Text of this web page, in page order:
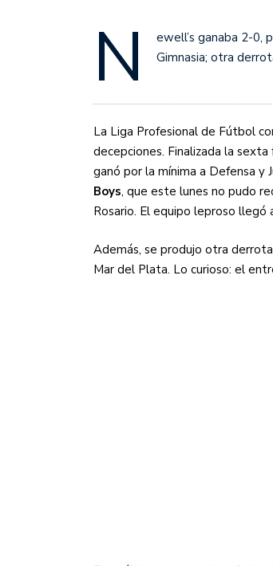
de
El
Lista
2026
Lista
FIH
N
ewell’s ganaba 2-0,
Gimnasia; otra
La Liga Profesional de Fútbol
decepciones. Finalizada la sexta
ganó por la mínima a Defensa y
Boys, que este lunes no pudo
Rosario. El equipo leproso llegó
Además, se produjo otra
Mar del Plata. Lo curioso: el